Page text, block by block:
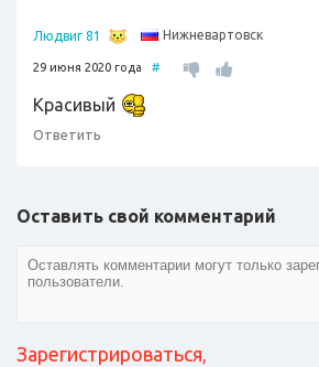
Людвиг 81 Нижневартовск
29 июня 2020 года #
Красивый
Ответить
Оставить свой комментарий
Зарегистрироваться,